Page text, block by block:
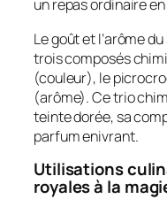
un repas ordinaire
Le goût et l’arôme
trois composés
(couleur), le
(arôme). Ce trio
teinte dorée, sa
parfum enivrant.
Utilisations
royales à la